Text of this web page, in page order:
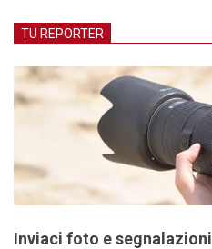
TU REPORTER
Inviaci foto e segnalazioni